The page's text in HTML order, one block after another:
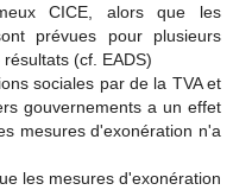
CICE, alors que les
prévues pour plusieurs
(cf. EADS)
sociales par de la TVA et
gouvernements a un effet
mesures d'exonération n'a
les mesures d'exonération